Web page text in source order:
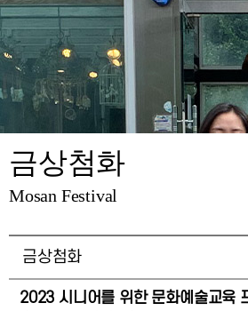
금상첨화
Mosan Festival
금상첨화
2023 시니어를 위한 문화예술교육